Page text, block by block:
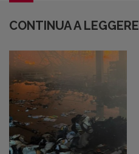
CONTINUA A LEGGERE